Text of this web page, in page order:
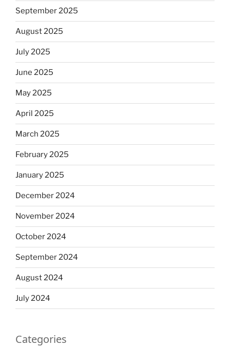
September 2025
August 2025
July 2025
June 2025
May 2025
April 2025
March 2025
February 2025
January 2025
December 2024
November 2024
October 2024
September 2024
August 2024
July 2024
Categories